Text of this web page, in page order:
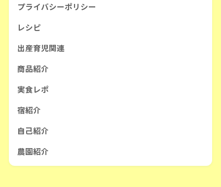
プライバシーポリシー
レシピ
出産育児関連
商品紹介
実食レポ
宿紹介
自己紹介
農園紹介